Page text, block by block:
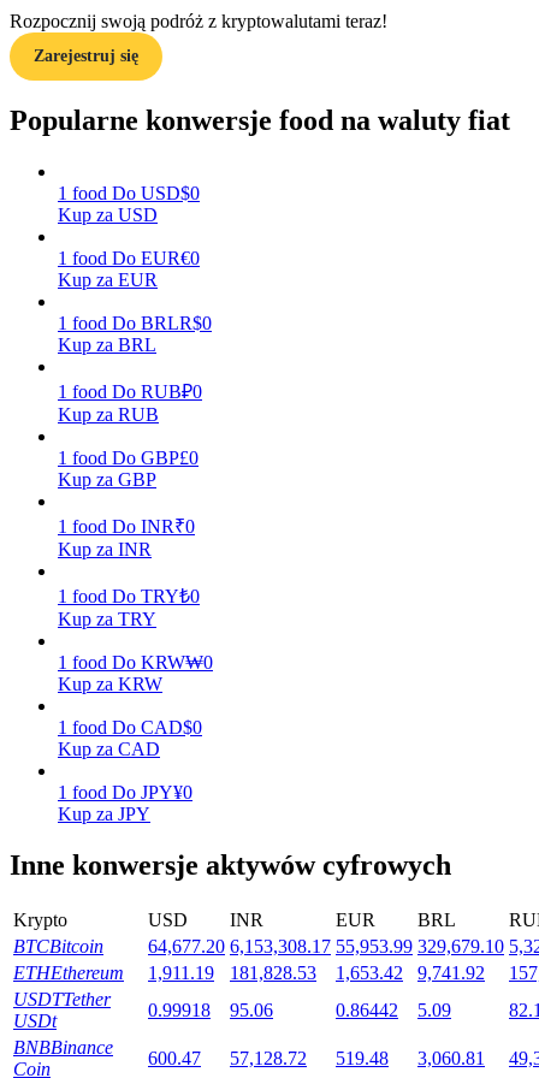
Mocna Świnka
Codziennie zdobywaj konkurencyjne nagrody
Stawianie
Wysokie zyski i natychmiastowy dostęp
Launchpool
Elastyczne stawianie zakładów, aby zarabiać na popularnych
tokenach
Rozpocznij swoją podróż z kryptowalutami teraz!
Zarejestruj się
Popularne konwersje food na waluty fiat
1 food Do USD$0
Kup za USD
1 food Do EUR€0
Kup za EUR
1 food Do BRLR$0
Kup za BRL
1 food Do RUB₽0
Kup za RUB
1 food Do GBP£0
Kup za GBP
1 food Do INR₹0
Kup za INR
1 food Do TRY₺0
Kup za TRY
1 food Do KRW₩0
Kup za KRW
1 food Do CAD$0
Kup za CAD
1 food Do JPY¥0
Kup za JPY
Inne konwersje aktywów cyfrowych
Krypto USD INR EUR BRL
BTCBitcoin 64,677.20 6,153,308.17 55,953.99 329,679.10
ETHEthereum 1,911.19 181,828.53 1,653.42 9,741.92
USDTTether
USDt
0.99918 95.06 0.86442 5.09
BNBBinance
Coin
600.47 57,128.72 519.48 3,060.81